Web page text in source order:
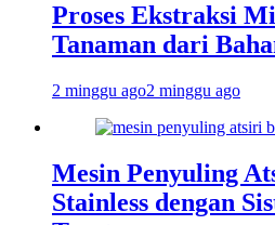
Proses Ekstraksi
Tanaman dari
2 minggu ago2 minggu ago
Mesin Penyuling
Stainless dengan